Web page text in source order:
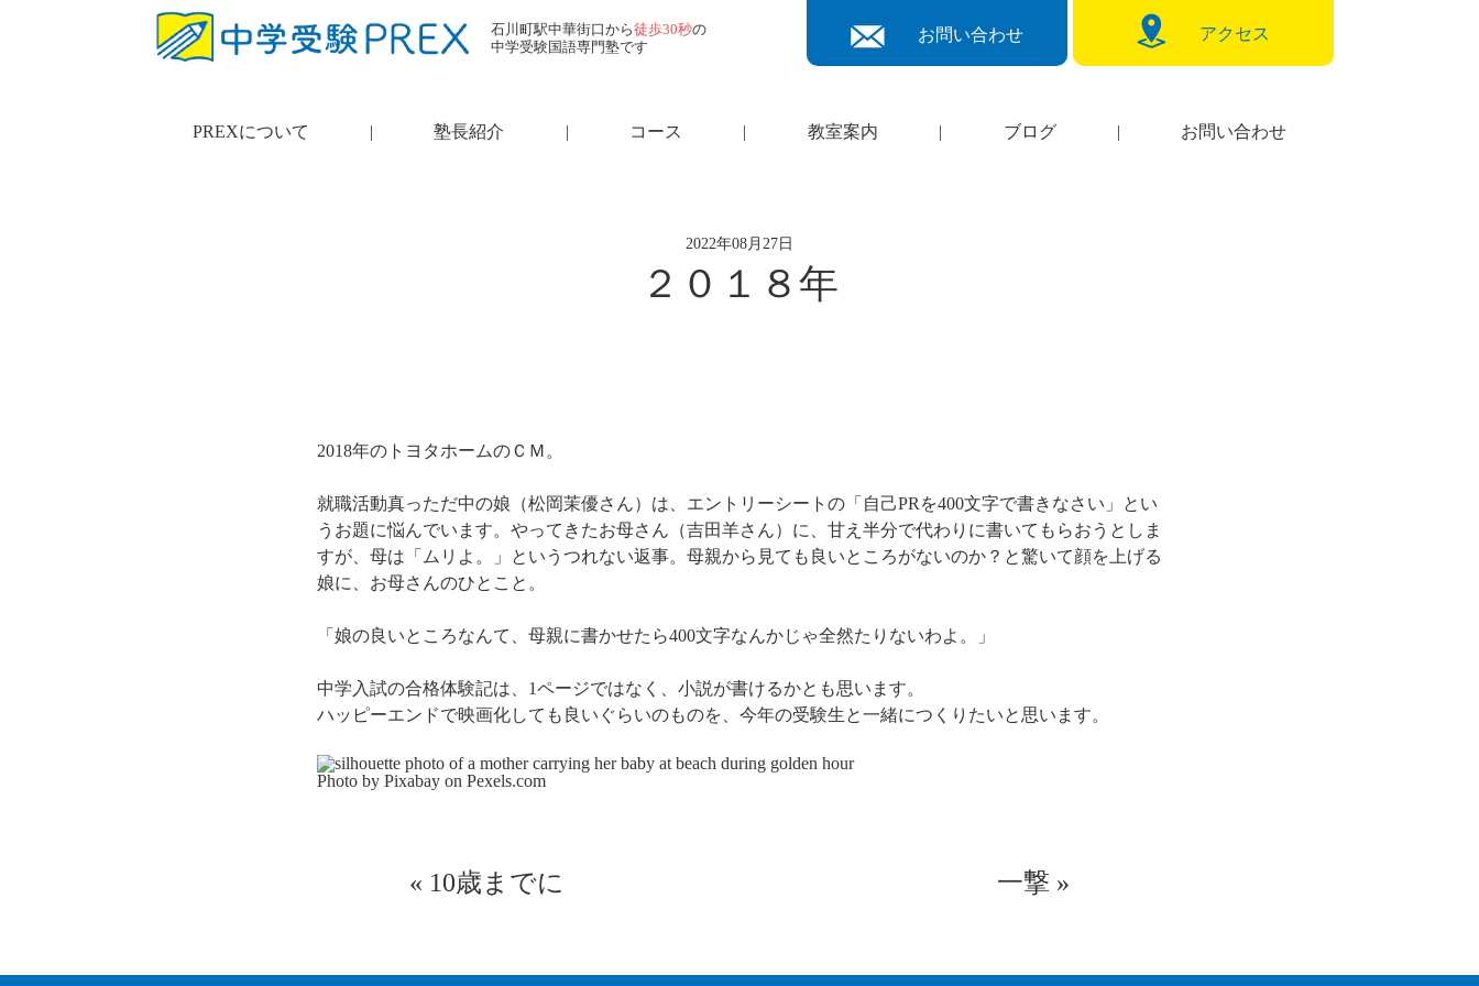
石川町駅中華街口から徒歩30秒の
中学受験国語専門塾です
お問い合わせ アクセス
PREXについて | 塾長紹介 | コース | 教室案内 | ブログ | お問い合わせ
2022年08月27日
２０１８年
2018年のトヨタホームのＣＭ。
就職活動真っただ中の娘（松岡茉優さん）は、エントリーシートの「自己PRを400文字で書きなさい」とい
うお題に悩んでいます。やってきたお母さん（吉田羊さん）に、甘え半分で代わりに書いてもらおうとしま
すが、母は「ムリよ。」というつれない返事。母親から見ても良いところがないのか？と驚いて顔を上げる
娘に、お母さんのひとこと。
「娘の良いところなんて、母親に書かせたら400文字なんかじゃ全然たりないわよ。」
中学入試の合格体験記は、1ページではなく、小説が書けるかとも思います。
ハッピーエンドで映画化しても良いぐらいのものを、今年の受験生と一緒につくりたいと思います。
Photo by Pixabay on Pexels.com
« 10歳までに 一撃 »